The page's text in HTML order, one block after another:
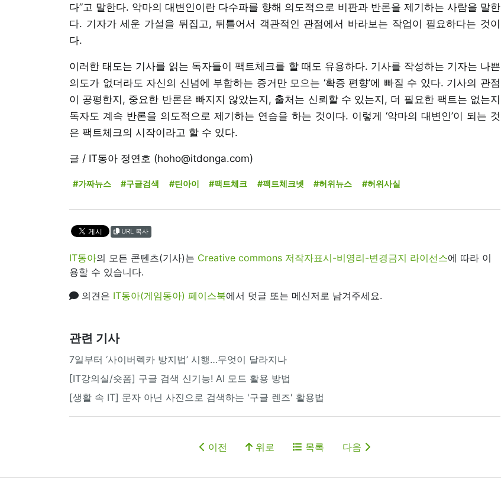
다”고 말한다. 악마의 대변인이란 다수파를 향해 의도적으로 비판과 반론을 제기하는 사람을 말한
다. 기자가 세운 가설을 뒤집고, 뒤틀어서 객관적인 관점에서 바라보는 작업이 필요하다는 것이
다.
이러한 태도는 기사를 읽는 독자들이 팩트체크를 할 때도 유용하다. 기사를 작성하는 기자는 나쁜
의도가 없더라도 자신의 신념에 부합하는 증거만 모으는 ‘확증 편향’에 빠질 수 있다. 기사의 관점
이 공평한지, 중요한 반론은 빠지지 않았는지, 출처는 신뢰할 수 있는지, 더 필요한 팩트는 없는지
독자도 계속 반론을 의도적으로 제기하는 연습을 하는 것이다. 이렇게 ‘악마의 대변인’이 되는 것
은 팩트체크의 시작이라고 할 수 있다.
글 / IT동아 정연호 (hoho@itdonga.com)
#가짜뉴스 #구글검색 #틴아이 #팩트체크 #팩트체크넷 #허위뉴스 #허위사실
URL 복사
IT동아의 모든 콘텐츠(기사)는 Creative commons 저작자표시-비영리-변경금지 라이선스에 따라 이
용할 수 있습니다.
의견은 IT동아(게임동아) 페이스북에서 덧글 또는 메신저로 남겨주세요.
관련 기사
7일부터 ‘사이버렉카 방지법’ 시행…무엇이 달라지나
[IT강의실/숏폼] 구글 검색 신기능! AI 모드 활용 방법
[생활 속 IT] 문자 아닌 사진으로 검색하는 '구글 렌즈' 활용법
이전 위로 목록 다음